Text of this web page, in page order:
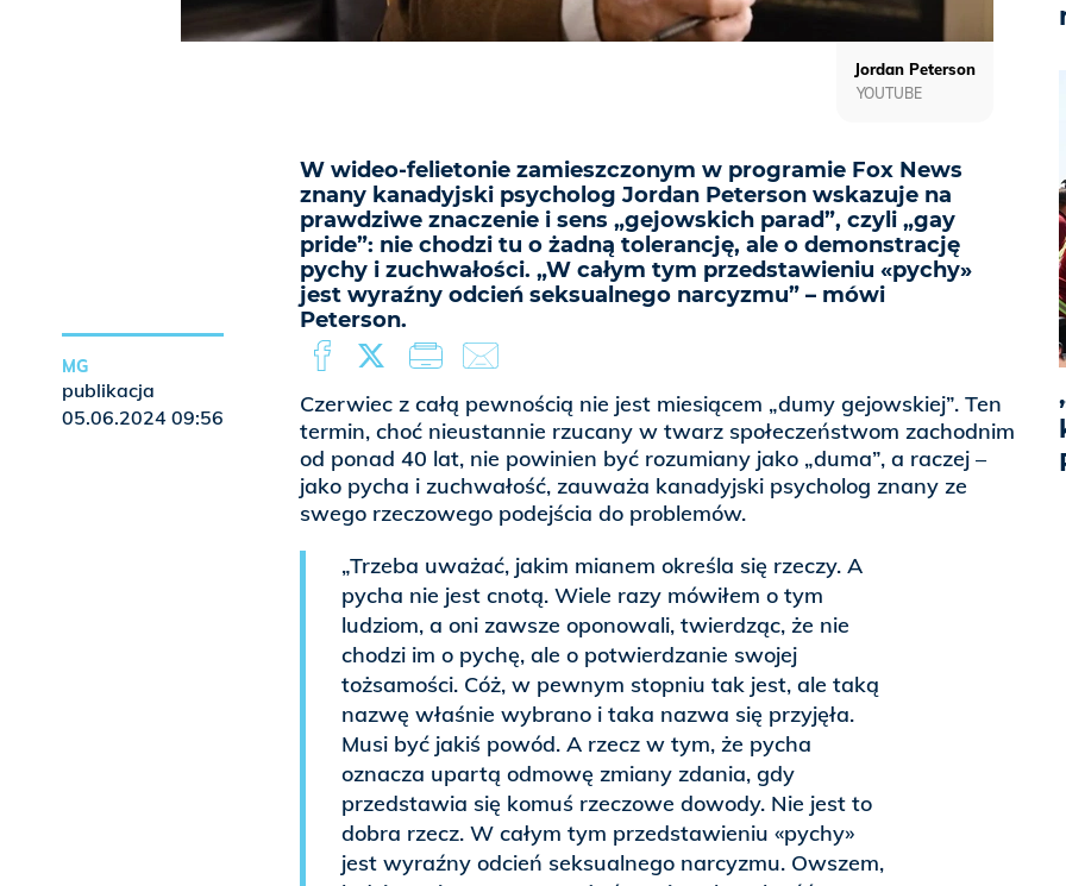
W wideo-felietonie zamieszczonym w programie Fox News
znany kanadyjski psycholog Jordan Peterson wskazuje na
prawdziwe znaczenie i sens „gejowskich parad”, czyli „gay
pride”: nie chodzi tu o żadną tolerancję, ale o demonstrację
pychy i zuchwałości. „W całym tym przedstawieniu «pychy»
jest wyraźny odcień seksualnego narcyzmu” – mówi
Peterson.
Jordan Peterson
YOUTUBE
Czerwiec z całą pewnością nie jest miesiącem „dumy gejowskiej”. Ten
termin, choć nieustannie rzucany w twarz społeczeństwom zachodnim
od ponad 40 lat, nie powinien być rozumiany jako „duma”, a raczej –
jako pycha i zuchwałość, zauważa kanadyjski psycholog znany ze
swego rzeczowego podejścia do problemów.
„Trzeba uważać, jakim mianem określa się rzeczy. A
pycha nie jest cnotą. Wiele razy mówiłem o tym
ludziom, a oni zawsze oponowali, twierdząc, że nie
chodzi im o pychę, ale o potwierdzanie swojej
tożsamości. Cóż, w pewnym stopniu tak jest, ale taką
nazwę właśnie wybrano i taka nazwa się przyjęła.
Musi być jakiś powód. A rzecz w tym, że pycha
oznacza upartą odmowę zmiany zdania, gdy
przedstawia się komuś rzeczowe dowody. Nie jest to
dobra rzecz. W całym tym przedstawieniu «pychy»
jest wyraźny odcień seksualnego narcyzmu. Owszem,
MG
publikacja
05.06.2024 09:56